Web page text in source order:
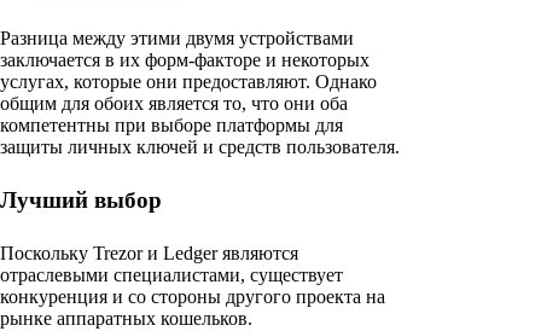
Разница между этими двумя устройствами
заключается в их форм-факторе и некоторых
услугах, которые они предоставляют. Однако
общим для обоих является то, что они оба
компетентны при выборе платформы для
защиты личных ключей и средств пользователя.
Лучший выбор
Поскольку Trezor и Ledger являются
отраслевыми специалистами, существует
конкуренция и со стороны другого проекта на
рынке аппаратных кошельков.